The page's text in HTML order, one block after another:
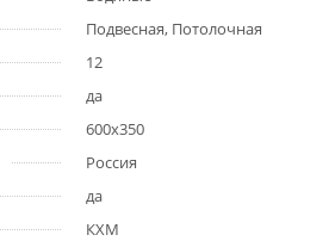
Подвесная, Потолочная
12
да
600х350
Россия
да
КХМ